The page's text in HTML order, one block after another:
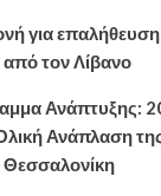
για επαλήθευση
τον Λίβανο
Ανάπτυξης:
Ανάπλαση
Θεσσαλονίκη